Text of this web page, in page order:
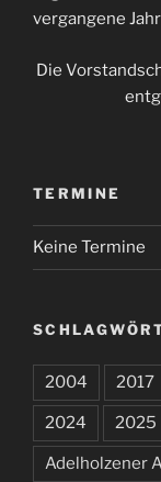
vergangene
Die
TERMINE
Keine Termine
2004 2017
2024 2025
Adelholzener